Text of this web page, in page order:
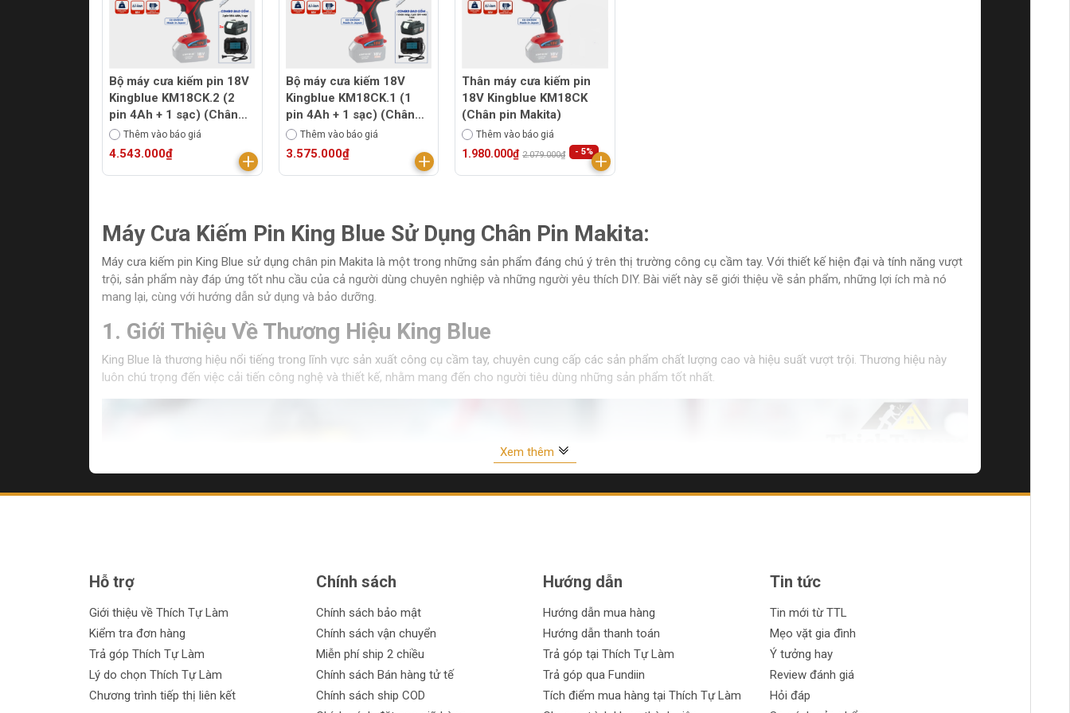
Bộ máy cưa kiếm pin 18V
Kingblue KM18CK.2 (2
pin 4Ah + 1 sạc) (Chân
Makita)
Thêm vào báo giá
4.543.000₫
Bộ máy cưa kiếm 18V
Kingblue KM18CK.1 (1
pin 4Ah + 1 sạc) (Chân
Makita)
Thêm vào báo giá
3.575.000₫
Thân máy cưa kiếm pin
18V Kingblue KM18CK
(Chân pin Makita)
Thêm vào báo giá
1.980.000₫ 2.079.000₫ - 5%
Máy Cưa Kiếm Pin King Blue Sử Dụng Chân Pin Makita:
Máy cưa kiếm pin King Blue sử dụng chân pin Makita là một trong những sản phẩm đáng chú ý trên thị trường công cụ cầm tay. Với thiết kế hiện đại và tính năng vượt
trội, sản phẩm này đáp ứng tốt nhu cầu của cả người dùng chuyên nghiệp và những người yêu thích DIY. Bài viết này sẽ giới thiệu về sản phẩm, những lợi ích mà nó
mang lại, cùng với hướng dẫn sử dụng và bảo dưỡng.
1. Giới Thiệu Về Thương Hiệu King Blue
King Blue là thương hiệu nổi tiếng trong lĩnh vực sản xuất công cụ cầm tay, chuyên cung cấp các sản phẩm chất lượng cao và hiệu suất vượt trội. Thương hiệu này
luôn chú trọng đến việc cải tiến công nghệ và thiết kế, nhằm mang đến cho người tiêu dùng những sản phẩm tốt nhất.
Xem thêm
Hỗ trợ
Giới thiệu về Thích Tự Làm
Kiểm tra đơn hàng
Trả góp Thích Tự Làm
Lý do chọn Thích Tự Làm
Chương trình tiếp thị liên kết
Chính sách
Chính sách bảo mật
Chính sách vận chuyển
Miễn phí ship 2 chiều
Chính sách Bán hàng tử tế
Chính sách ship COD
Hướng dẫn
Hướng dẫn mua hàng
Hướng dẫn thanh toán
Trả góp tại Thích Tự Làm
Trả góp qua Fundiin
Tích điểm mua hàng tại Thích Tự Làm
Tin tức
Tin mới từ TTL
Mẹo vặt gia đình
Ý tưởng hay
Review đánh giá
Hỏi đáp